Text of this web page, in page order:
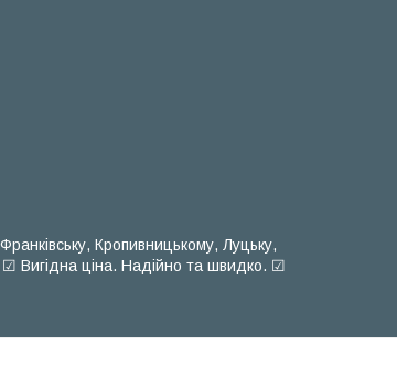
Кропивницькому, Луцьку,
☑ Вигідна ціна. Надійно та швидко. ☑